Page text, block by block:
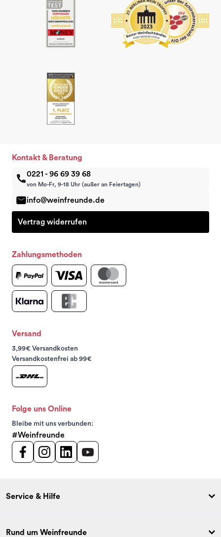
Kontakt & Beratung
0221 - 96 69 39 68
von Mo-Fr, 9-18 Uhr (außer an Feiertagen)
info@weinfreunde.de
Vertrag widerrufen
Zahlungsmethoden
Versand
3,99€ Versandkosten
Versandkostenfrei ab 99€
Folge uns Online
Bleibe mit uns verbunden:
#Weinfreunde
Service & Hilfe
Rund um Weinfreunde